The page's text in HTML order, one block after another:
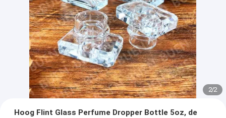
2/2
Hoog Flint Glass Perfume Dropper Bottle 5oz, de